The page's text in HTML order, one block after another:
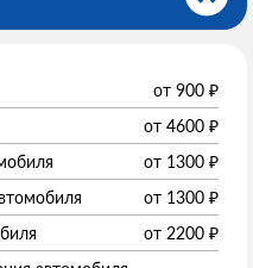
от 900 ₽
от 4600 ₽
от 1300 ₽
от 1300 ₽
от 2200 ₽